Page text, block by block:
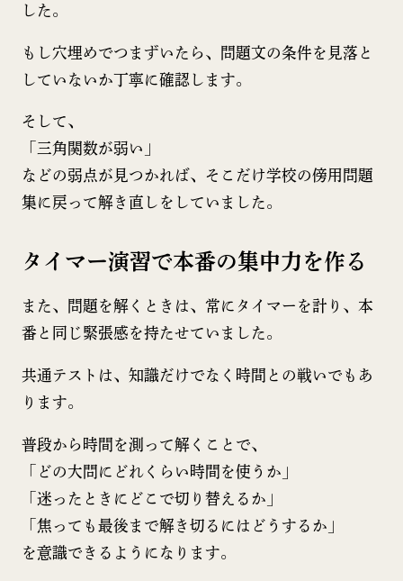
した。
もし穴埋めでつまずいたら、問題文の条件を見落と
していないか丁寧に確認します。
そして、
「三角関数が弱い」
などの弱点が見つかれば、そこだけ学校の傍用問題
集に戻って解き直しをしていました。
タイマー演習で本番の集中力を作る
また、問題を解くときは、常にタイマーを計り、本
番と同じ緊張感を持たせていました。
共通テストは、知識だけでなく時間との戦いでもあ
ります。
普段から時間を測って解くことで、
「どの大問にどれくらい時間を使うか」
「迷ったときにどこで切り替えるか」
「焦っても最後まで解き切るにはどうするか」
を意識できるようになります。